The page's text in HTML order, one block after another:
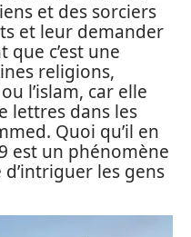
et des sorciers
et leur demander
que c’est une
religions,
l’islam, car elle
lettres dans les
Quoi qu’il en
est un phénomène
les gens